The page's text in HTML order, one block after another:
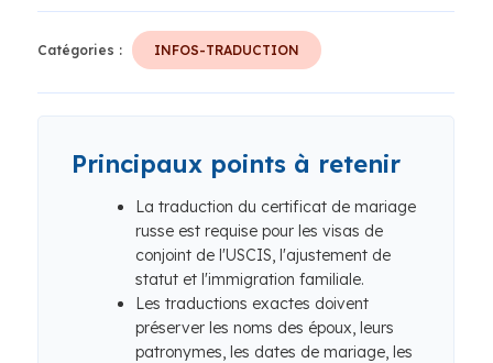
Catégories : INFOS-TRADUCTION
Principaux points à retenir
La traduction du certificat de mariage
russe est requise pour les visas de
conjoint de l'USCIS, l'ajustement de
statut et l'immigration familiale.
Les traductions exactes doivent
préserver les noms des époux, leurs
patronymes, les dates de mariage, les